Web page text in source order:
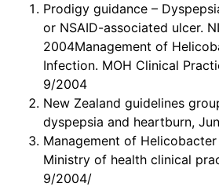
Prodigy guidance –
or NSAID-associated ulcer.
2004Management of
Infection. MOH Clinical
9/2004
New Zealand guidelines
dyspepsia and heartburn,
Management of
Ministry of health clinical
9/2004/